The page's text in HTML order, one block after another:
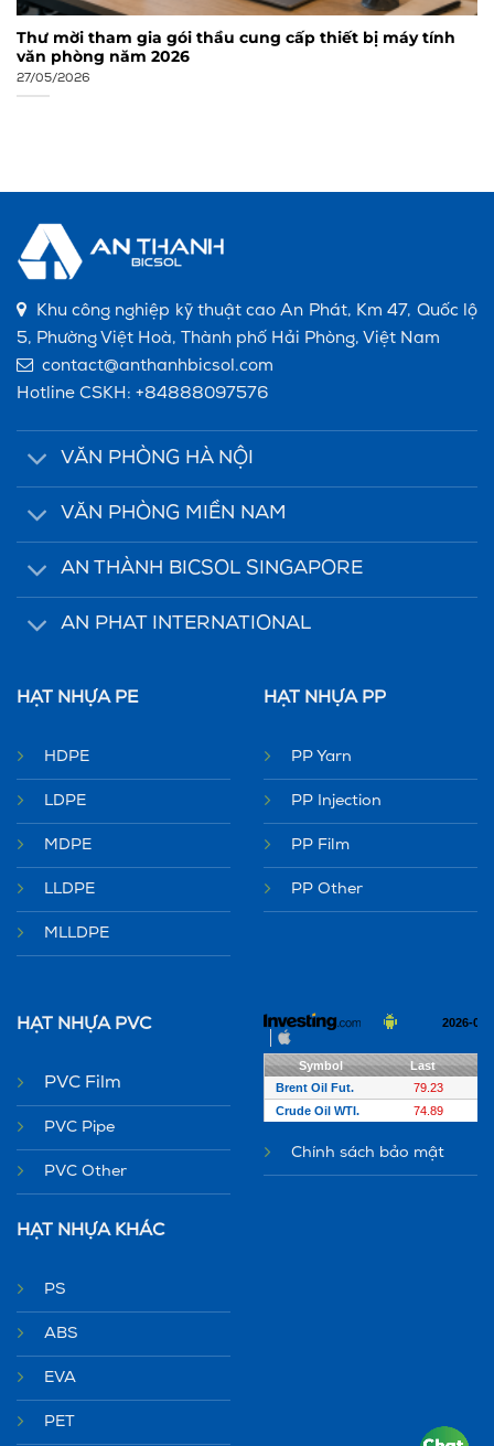
Thư mời tham gia gói thầu cung cấp thiết bị máy tính
văn phòng năm 2026
27/05/2026
Khu công nghiệp kỹ thuật cao An Phát, Km 47, Quốc lộ
5, Phường Việt Hoà, Thành phố Hải Phòng, Việt Nam
contact@anthanhbicsol.com
Hotline CSKH: +84888097576
VĂN PHÒNG HÀ NỘI
VĂN PHÒNG MIỀN NAM
AN THÀNH BICSOL SINGAPORE
AN PHAT INTERNATIONAL
HẠT NHỰA PE
HDPE
LDPE
MDPE
LLDPE
MLLDPE
HẠT NHỰA PP
PP Yarn
PP Injection
PP Film
PP Other
HẠT NHỰA PVC
PVC Film
PVC Pipe
PVC Other
HẠT NHỰA KHÁC
PS
ABS
EVA
PET
Chính sách bảo mật